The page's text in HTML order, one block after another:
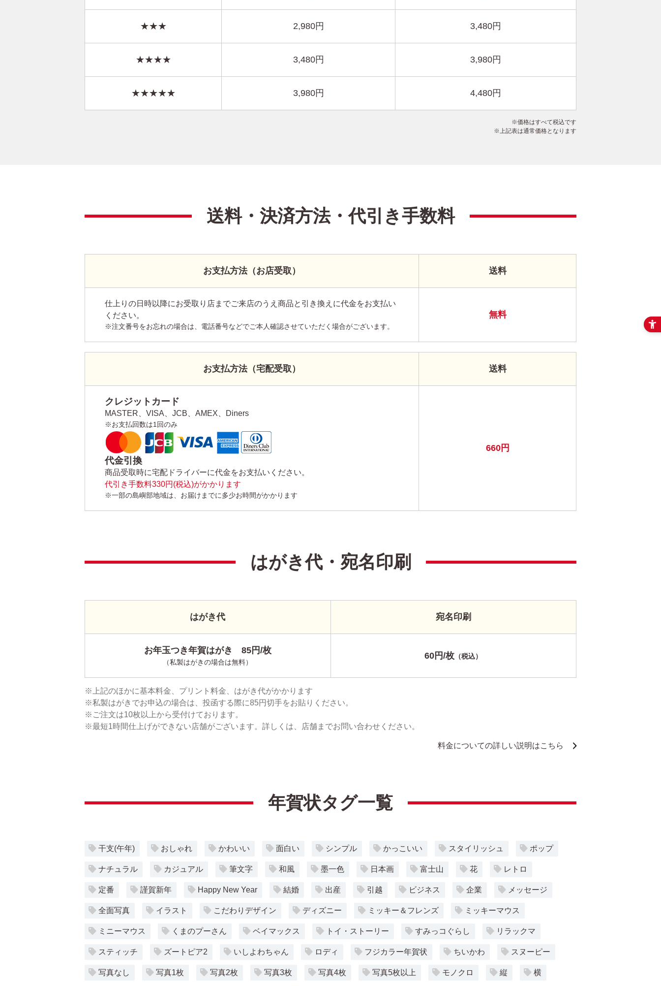
★★★ 2,980円 3,480円
★★★★ 3,480円 3,980円
★★★★★ 3,980円 4,480円
価格はすべて税込です
上記表は通常価格となります
送料・決済方法・代引き手数料
お支払方法（お店受取）
仕上りの日時以降にお受取り店までご来店のうえ商品と引き換えに代金をお支払い
ください。
※注文番号をお忘れの場合は、電話番号などでご本人確認させていただく場合がございます。
送料
無料
お支払方法（宅配受取）
クレジットカード
MASTER、VISA、JCB、AMEX、Diners
※お支払回数は1回のみ
代金引換
商品受取時に宅配ドライバーに代金をお支払いください。
代引き手数料330円(税込)がかかります
※一部の島嶼部地域は、お届けまでに多少お時間がかかります
送料
660円
はがき代・宛名印刷
はがき代
お年玉つき年賀はがき 85円/枚
（私製はがきの場合は無料）
宛名印刷
60円/枚 （税込）
上記のほかに基本料金、プリント料金、はがき代がかかります
私製はがきでお申込の場合は、投函する際に85円切手をお貼りください。
ご注文は10枚以上から受付けております。
最短1時間仕上げができない店舗がございます。詳しくは、店舗までお問い合わせください。
料金についての詳しい説明はこちら
年賀状タグ一覧
干支(午年) おしゃれ かわいい 面白い シンプル かっこいい スタイリッシュ ポップ
ナチュラル カジュアル 筆文字 和風 墨一色 日本画 富士山 花 レトロ
定番 謹賀新年 Happy New Year 結婚 出産 引越 ビジネス 企業 メッセージ
全面写真 イラスト こだわりデザイン ディズニー ミッキー＆フレンズ ミッキーマウス
ミニーマウス くまのプーさん ベイマックス トイ・ストーリー すみっコぐらし リラックマ
スティッチ ズートピア2 いしよわちゃん ロディ フジカラー年賀状 ちいかわ スヌーピー
写真なし 写真1枚 写真2枚 写真3枚 写真4枚 写真5枚以上 モノクロ 縦 横